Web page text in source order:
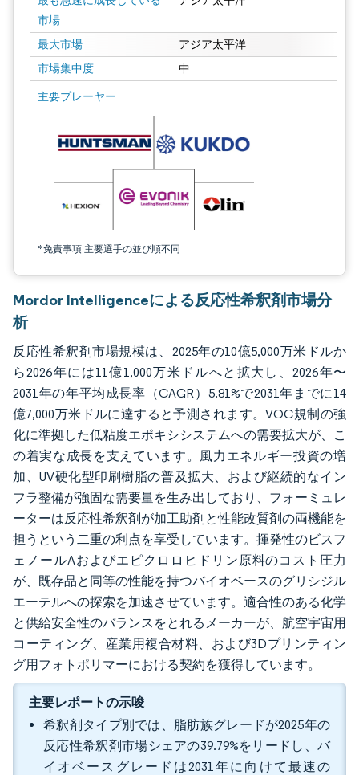
市場
最大市場 アジア太平洋
市場集中度 中
主要プレーヤー
*免責事項:主要選手の並び順不同
画像 © Mordor Intelligence。再利用にはCC BY 4.0の表示が必要です。
Mordor Intelligenceによる反応性希釈剤市場分
析
反応性希釈剤市場規模は、2025年の10億5,000万米ドルか
ら2026年には11億1,000万米ドルへと拡大し、2026年〜
2031年の年平均成長率（CAGR）5.81%で2031年までに14
億7,000万米ドルに達すると予測されます。VOC規制の強
化に準拠した低粘度エポキシシステムへの需要拡大が、こ
の着実な成長を支えています。風力エネルギー投資の増
加、UV硬化型印刷樹脂の普及拡大、および継続的なイン
フラ整備が強固な需要量を生み出しており、フォーミュレ
ーターは反応性希釈剤が加工助剤と性能改質剤の両機能を
担うという二重の利点を享受しています。揮発性のビスフ
ェノールAおよびエピクロロヒドリン原料のコスト圧力
が、既存品と同等の性能を持つバイオベースのグリシジル
エーテルへの探索を加速させています。適合性のある化学
と供給安全性のバランスをとれるメーカーが、航空宇宙用
コーティング、産業用複合材料、および3Dプリンティン
グ用フォトポリマーにおける契約を獲得しています。
主要レポートの示唆
希釈剤タイプ別では、脂肪族グレードが2025年の
反応性希釈剤市場シェアの39.79%をリードし、バ
イオベースグレードは2031年に向けて最速の